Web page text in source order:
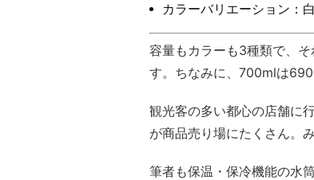
カラーバリエーション：
容量もカラーも3種類で、
す。ちなみに、700mlは
観光客の多い都心の店舗に
が商品売り場にたくさん。
筆者も保温・保冷機能の水